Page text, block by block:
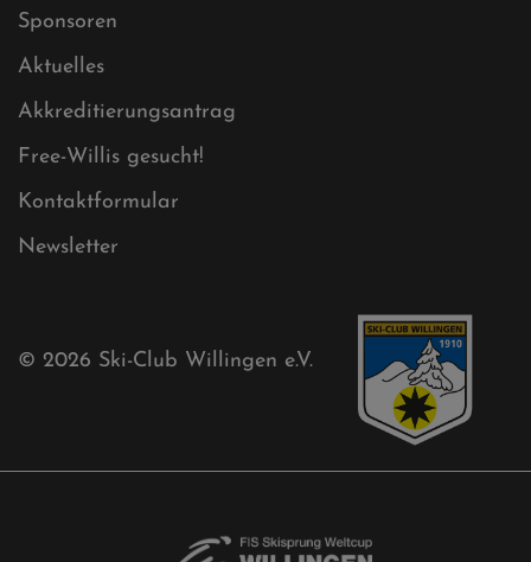
Sitemap
Sitemap XML
Cookies
Ski-Club
Mühlenkopfschanze
Sponsoren
Newsletter